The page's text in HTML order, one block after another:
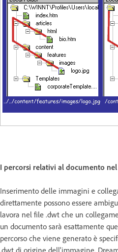
I percorsi relativi al documento
Inserimento delle immagini e
direttamente possono essere
lavora nel file .dwt che un
un documento sarà esattamente
percorso che viene generato è
.dwt di origine dell'immagine.